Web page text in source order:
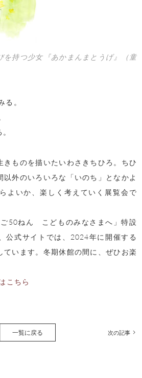
持つ少女『あかまんまとうげ』（童
。
きものを描いたいわさきちひろ。ちひ
以外のいろいろな「いのち」となかよ
よいか、楽しく考えていく展覧会で
ご50ねん こどものみなさまへ」特設
公式サイトでは、2024年に開催する
ています。冬期休館の間に、ぜひお楽
こちら
一覧に戻る 次の記事